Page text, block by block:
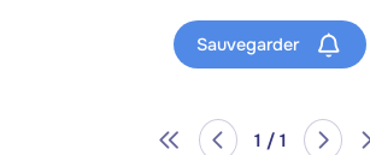
Sauvegarder
1 / 1